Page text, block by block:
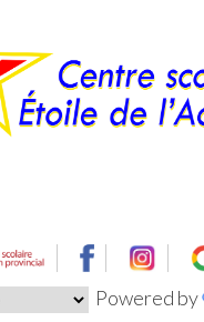
Powered by